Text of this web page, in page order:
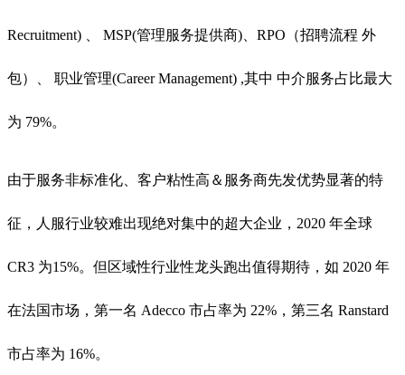
Recruitment) 、 MSP(管理服务提供商)、RPO（招聘流程 外
包）、 职业管理(Career Management) ,其中 中介服务占比最大
为 79%。
由于服务非标准化、客户粘性高＆服务商先发优势显著的特
征，人服行业较难出现绝对集中的超大企业，2020 年全球
CR3 为15%。但区域性行业性龙头跑出值得期待，如 2020 年
在法国市场，第一名 Adecco 市占率为 22%，第三名 Ranstard
市占率为 16%。